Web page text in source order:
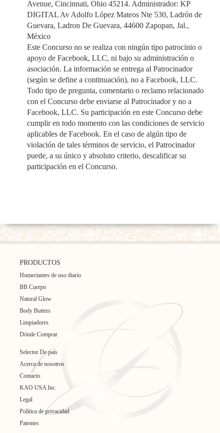
Avenue, Cincinnati, Ohio 45214. Administrador: KP
DIGITAL Av Adolfo López Mateos Nte 530, Ladrón de
Guevara, Ladron De Guevara, 44600 Zapopan, Jal.,
México
Este Concurso no se realiza con ningún tipo patrocinio o
apoyo de Facebook, LLC, ni bajo su administración o
asociación. La información se entrega al Patrocinador
(según se define a continuación), no a Facebook, LLC.
Todo tipo de pregunta, comentario o reclamo relacionado
con el Concurso debe enviarse al Patrocinador y no a
Facebook, LLC. Su participación en este Concurso debe
cumplir en todo momento con las condiciones de servicio
aplicables de Facebook. En el caso de algún tipo de
violación de tales términos de servicio, el Patrocinador
puede, a su único y absoluto criterio, descalificar su
participación en el Concurso.
PRODUCTOS
Humectantes de uso diario
BB Cuerpo
Natural Glow
Body Butters
Limpiadores
Dónde Comprar
Selector De país
Acerca de nosotros
Contacto
KAO USA Inc.
Legal
Política de privacidad
Patentes